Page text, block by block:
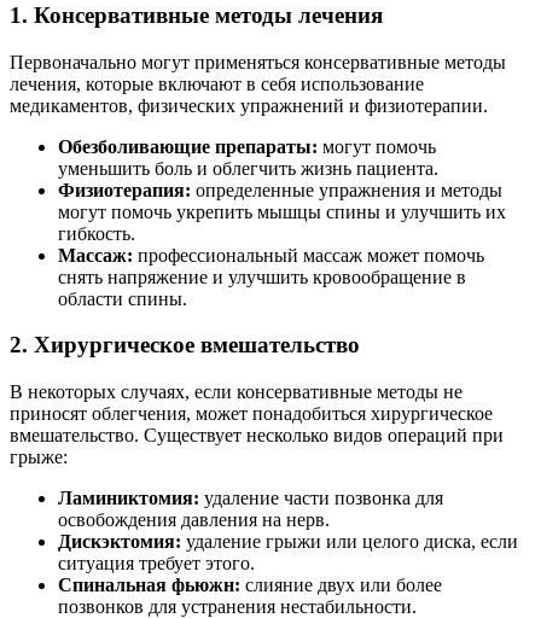
1. Консервативные методы лечения
Первоначально могут применяться консервативные методы
лечения, которые включают в себя использование
медикаментов, физических упражнений и физиотерапии.
Обезболивающие препараты: могут помочь
уменьшить боль и облегчить жизнь пациента.
Физиотерапия: определенные упражнения и методы
могут помочь укрепить мышцы спины и улучшить их
гибкость.
Массаж: профессиональный массаж может помочь
снять напряжение и улучшить кровообращение в
области спины.
2. Хирургическое вмешательство
В некоторых случаях, если консервативные методы не
приносят облегчения, может понадобиться хирургическое
вмешательство. Существует несколько видов операций при
грыже:
Ламиниктомия: удаление части позвонка для
освобождения давления на нерв.
Дискэктомия: удаление грыжи или целого диска, если
ситуация требует этого.
Спинальная фьюжн: слияние двух или более
позвонков для устранения нестабильности.